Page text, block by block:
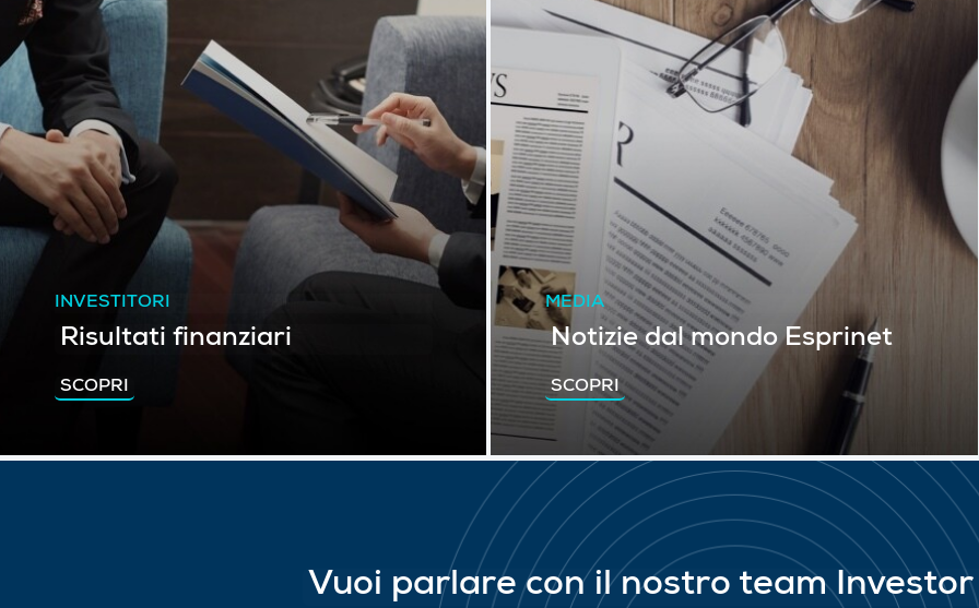
INVESTITORI
Risultati finanziari
SCOPRI
MEDIA
Notizie dal mondo Esprinet
SCOPRI
Vuoi parlare con il nostro team